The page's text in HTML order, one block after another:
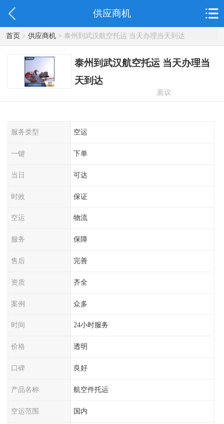
供应商机
首页> 供应商机> 泰州到武汉航空托运 当天办理当天到达
泰州到武汉航空托运 当天办理当
天到达
面议
服务类型 空运
一键 下单
当日 可达
时效 保证
空运 物流
服务 保障
售后 完善
资质 齐全
案例 众多
时间 24小时服务
价格 透明
口碑 良好
产品名称 航空件托运
空运范围 国内